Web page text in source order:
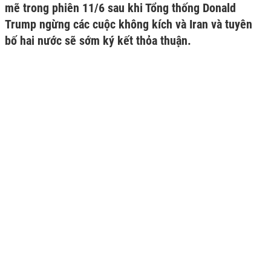
mẽ trong phiên 11/6 sau khi Tổng thống Donald
Trump ngừng các cuộc không kích và Iran và tuyên
bố hai nước sẽ sớm ký kết thỏa thuận.